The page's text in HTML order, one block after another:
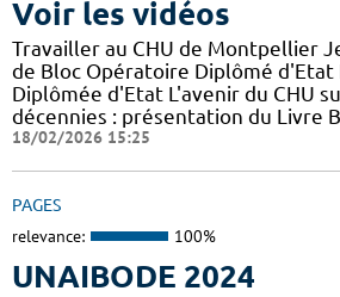
Voir les vidéos
Travailler au CHU de Montpellier
de Bloc Opératoire Diplômé d'Etat
Diplômée d'Etat L'avenir du CHU
décennies : présentation du Livre
18/02/2026 15:25
PAGES
relevance: 100%
UNAIBODE 2024